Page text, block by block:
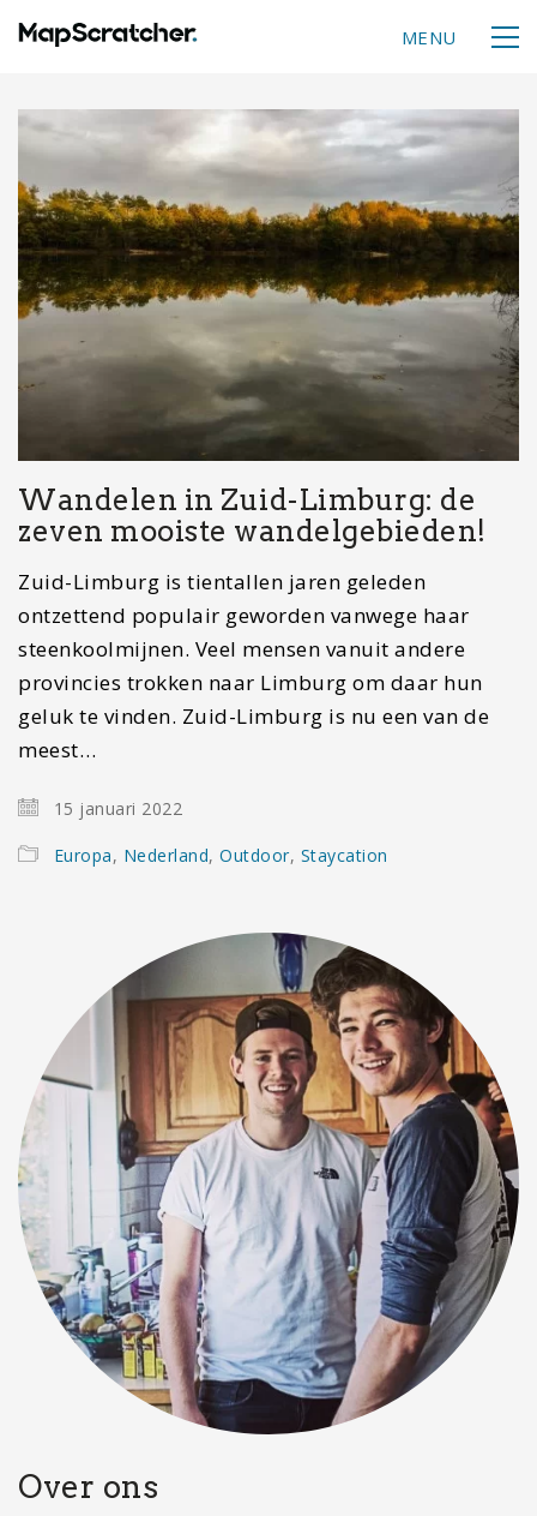
MENU
Wandelen in Zuid-Limburg: de
zeven mooiste wandelgebieden!
Zuid-Limburg is tientallen jaren geleden
ontzettend populair geworden vanwege haar
steenkoolmijnen. Veel mensen vanuit andere
provincies trokken naar Limburg om daar hun
geluk te vinden. Zuid-Limburg is nu een van de
meest…
15 januari 2022
Europa, Nederland, Outdoor, Staycation
Over ons